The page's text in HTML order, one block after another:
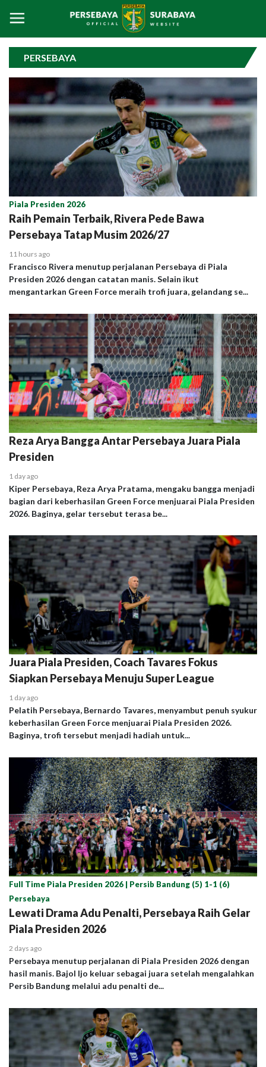
PERSEBAYA
Piala Presiden 2026
Raih Pemain Terbaik, Rivera Pede Bawa
Persebaya Tatap Musim 2026/27
11 hours ago
Francisco Rivera menutup perjalanan Persebaya di Piala
Presiden 2026 dengan catatan manis. Selain ikut
mengantarkan Green Force meraih trofi juara, gelandang se...
Reza Arya Bangga Antar Persebaya Juara Piala
Presiden
1 day ago
Kiper Persebaya, Reza Arya Pratama, mengaku bangga menjadi
bagian dari keberhasilan Green Force menjuarai Piala Presiden
2026. Baginya, gelar tersebut terasa be...
Juara Piala Presiden, Coach Tavares Fokus
Siapkan Persebaya Menuju Super League
1 day ago
Pelatih Persebaya, Bernardo Tavares, menyambut penuh syukur
keberhasilan Green Force menjuarai Piala Presiden 2026.
Baginya, trofi tersebut menjadi hadiah untuk...
Full Time Piala Presiden 2026 | Persib Bandung (5) 1-1 (6)
Persebaya
Lewati Drama Adu Penalti, Persebaya Raih Gelar
Piala Presiden 2026
2 days ago
Persebaya menutup perjalanan di Piala Presiden 2026 dengan
hasil manis. Bajol Ijo keluar sebagai juara setelah mengalahkan
Persib Bandung melalui adu penalti de...